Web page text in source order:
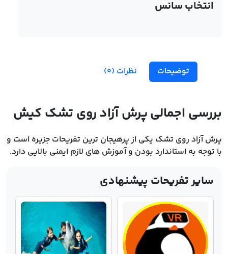
انتخاب سانس
توضیحات نظرات (0)
بررسی اجمالی پرش آزاد روی تشک کیش
پرش آزاد روی تشک یکی از پرهیجان ترین تفریحات جزیره است و
با توجه به استاندارد بودن و آموزش های لازم ایمنی بالایی دارد.
سایر تفریحات پیشنهادی